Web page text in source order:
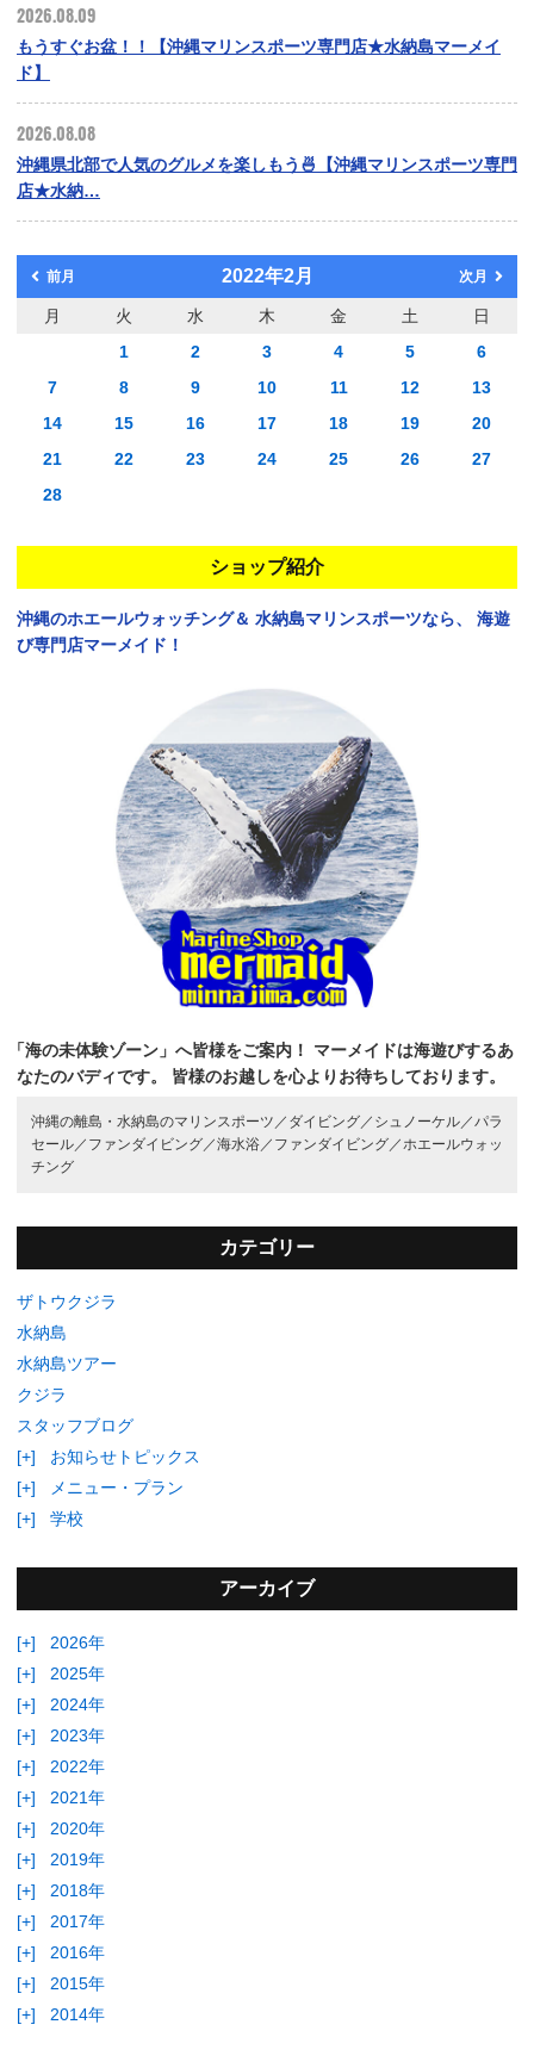
2026.08.09
もうすぐお盆！！【沖縄マリンスポーツ専門店★水納島マーメイ
ド】
2026.08.08
沖縄県北部で人気のグルメを楽しもう🍜【沖縄マリンスポーツ専門
店★水納…
前月 2022年2月 次月
月 火 水 木 金 土
日
1
2 3 4 5
6
7
8 9 10 11 12
13
14
15 16 17 18 19
20
21
22 23 24 25 26
27
28
ショップ紹介
沖縄のホエールウォッチング＆ 水納島マリンスポーツなら、
海遊
び専門店マーメイド！
「海の未体験ゾーン」へ皆様をご案内！
マーメイドは海遊びするあ
なたのバディです。
皆様のお越しを心よりお待ちしております。
沖縄の離島・水納島のマリンスポーツ／ ダイビング／ シュノーケル／パラ
セール／ ファンダイビング／海水浴／ ファンダイビング／ホエールウォッ
チング
カテゴリー
ザトウクジラ
水納島
水納島ツアー
クジラ
スタッフブログ
[+]
お知らせトピックス
[+]
メニュー・プラン
[+]
学校
アーカイブ
[+]
2026年
[+]
2025年
[+]
2024年
[+]
2023年
[+]
2022年
[+]
2021年
[+]
2020年
[+]
2019年
[+]
2018年
[+]
2017年
[+]
2016年
[+]
2015年
[+]
2014年